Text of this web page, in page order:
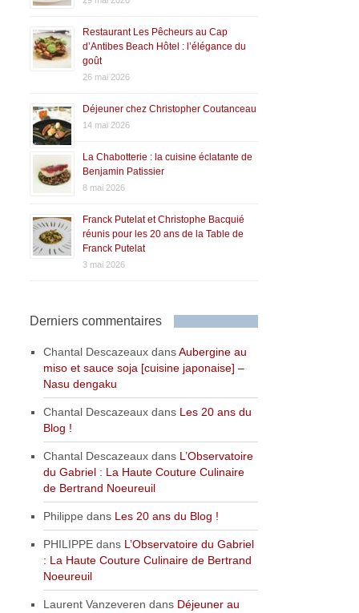
Restaurant Les Pêcheurs au Cap
d’Antibes Beach Hôtel : l’élégance du
goût
26 mai 2026
Déjeuner chez Christopher Coutanceau
14 mai 2026
La Chabotterie : la cuisine éclatante de
Benjamin Patissier
8 mai 2026
Franck Putelat et Christophe Bacquié
réunis pour les 20 ans de la Table de
Franck Putelat
3 mai 2026
Derniers commentaires
Chantal Descazeaux dansAubergine au
miso et sauce soja [cuisine japonaise] –
Nasu dengaku
Chantal Descazeaux dans Les 20 ans du
Blog !
Chantal Descazeaux dans L’Observatoire
du Gabriel : La Haute Couture Culinaire
de Bertrand Noeureuil
Philippe dans Les 20 ans du Blog !
PHILIPPE dans L’Observatoire du Gabriel
: La Haute Couture Culinaire de Bertrand
Noeureuil
Laurent Vanzeveren dans Déjeuner au